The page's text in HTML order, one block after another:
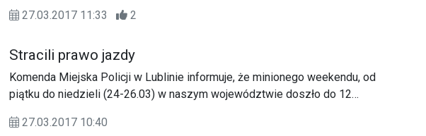
27.03.2017 11:33 2
Stracili prawo jazdy
Komenda Miejska Policji w Lublinie informuje, że minionego weekendu, od
piątku do niedzieli (24-26.03) w naszym województwie doszło do 12
zatrzymano 36 nietrzeźwych kierowców.
27.03.2017 10:40